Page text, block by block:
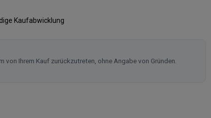
Kaufabwicklung
von Ihrem Kauf zurückzutreten, ohne Angabe von Gründen.